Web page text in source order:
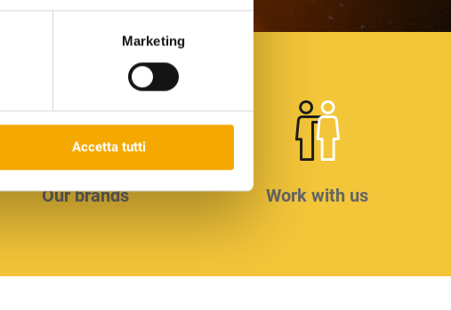
e di profilazione, invece,
che compaiono sulle nostre
Marketing
Accetta tutti
Our brands Work with us